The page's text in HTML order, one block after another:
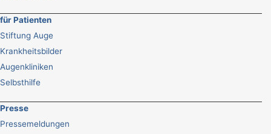
für Patienten
Stiftung Auge
Krankheitsbilder
Augenkliniken
Selbsthilfe
Presse
Pressemeldungen